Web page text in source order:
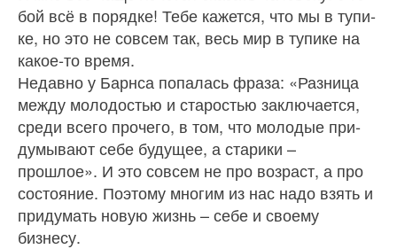
бой всё в порядке! Тебе кажется, что мы в тупи­
ке, но это не совсем так, весь мир в тупике на
ка­кое‑то время.
Недавно у Барнса попалась фраза: «Разница
между молодостью и старостью заключается,
среди всего прочего, в том, что молодые при­
думывают себе будущее, а старики –
прошлое». И это совсем не про возраст, а про
состояние. Поэтому многим из нас надо взять и
придумать новую жизнь – себе и своему
бизнесу.